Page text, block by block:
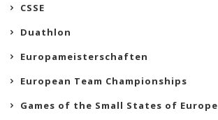
CSSE
Duathlon
Europameisterschaften
European Team Championships
Games of the Small States of Europe